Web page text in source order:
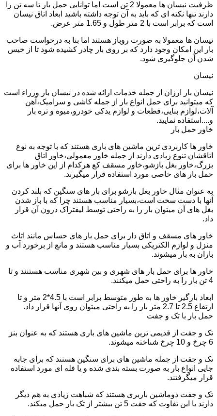
ظرفیت نیسان ها معمولا 2 تن است اما توانایی حمل بار تا سه تن را
دارند تنها نکته ای که باید به آن توجه داشته باشید ابعاد اتاق نیسان
است که برابر است با 2 متر طول و 1.65 متر عرض.
نیسان ها معمولا به صورت روباز هستند اما بنا به درخواست صاحب
بار این امکان وجود دارد که بر روی بار چادر کشیده شود تا از خیس
شدن آن جلوگیری شود.
نیسان
نیسان بار ارزان از جمله خدمات ارائه شده در نیسان بار وزراء است
که میتوانید برای حمل انواع بار از جمله کاشی و سرامیک،آهن
آلات،لوازم بنایی،قطعات و لوازم یدکی خودرو،میوه و تره بار
و....استفاده نمایید.
خاور حمل بار
خاور ها کاربردی ترین ماشین های باری هستند که با توجه به نوع
اتاقشان تنوع زیادی دارند از جمله خاور معمولی،خاور اتاق
بزرگ،خاور بغل بازشو،خاور مسقف کع هرکدام از این خاور ها برای
حمل بار های خاصی مورد استفاده قرار میگیرند.
به عنوان مثال خاور بغل بازشو برای بار های سنگین که بلند کردن
آنها با دست سخت است،بسیار مناسب هستند چرا که با باز شدن
بغل های آن میتوان بار را به راحتی توسط لیفتراک درون آن قرار
داد.
خاور های مسقف و اتاق دار برای حمل بار های حساس مانند اثاث
منزل و لوازم الکتریکی بسیار مناسب هستند و مانع از برخورد آب و
باران به بار میشوند.
خاور ها برای حمل بار های شهری و بین شهری مناسب هستنند و تا
4 تن بار را به راحتی حمل میکنند.
ابعاد بارگیر خاور ها به طور متوسط برابر است با 4.5*2 متر و تا
ارتفاع 2.5 تا 2.7 متر بار را به راحتی میتوان روی آنها قرار داد.
حمل بار با تک و جفت
تک و جفت از قدیمی ترین ماشین های باری هستند که به عنوان بنز
6 چرخ و 10 چرخ شناخته میشوند.
تک و جفت از جمله ماشین های برای سنگین هستند که برای جابه
جایی انواع بار به صورت بسته بندی شده و یا فله ای مورد استفاده
قرار میگرفتند.
تک و جفت دوماشین باربری هستند که شباهت زیادی به هم دیگر
دارند با این تفاوت که جفت 5 تن بیشتر از تک بار حمل میکند.